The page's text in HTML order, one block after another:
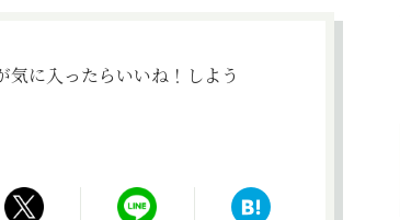
気に入ったらいいね！しよう